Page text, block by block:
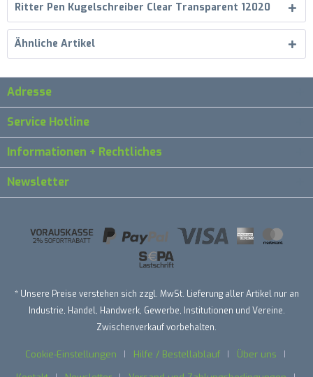
Ritter Pen Kugelschreiber Clear Transparent 12020
Ähnliche Artikel
Adresse
Service Hotline
Informationen + Rechtliches
Newsletter
* Unsere Preise verstehen sich zzgl. MwSt. Lieferung aller Artikel nur an
Industrie, Handel, Handwerk, Gewerbe, Institutionen und Vereine.
Zwischenverkauf vorbehalten.
Cookie-Einstellungen Hilfe / Bestellablauf
Über uns